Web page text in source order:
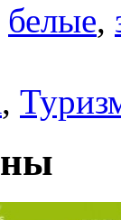
белые,
,